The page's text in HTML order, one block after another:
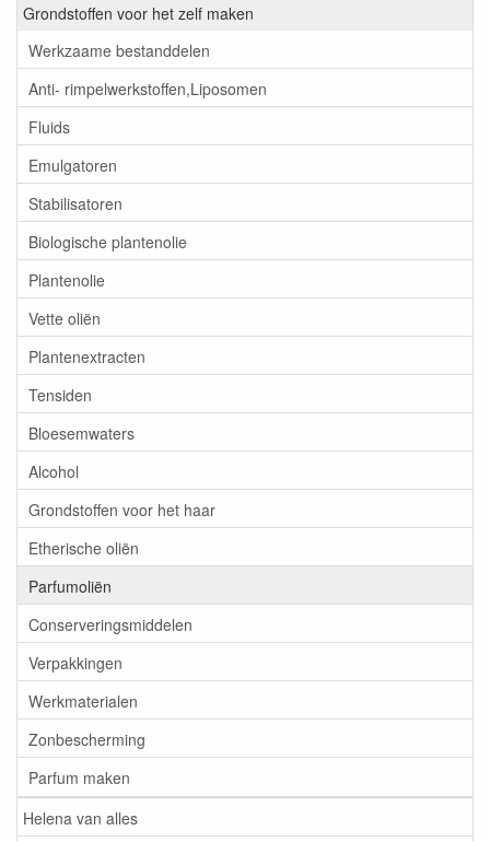
Grondstoffen voor het zelf maken
Werkzaame bestanddelen
Anti- rimpelwerkstoffen,Liposomen
Fluids
Emulgatoren
Stabilisatoren
Biologische plantenolie
Plantenolie
Vette oliën
Plantenextracten
Tensiden
Bloesemwaters
Alcohol
Grondstoffen voor het haar
Etherische oliën
Parfumoliën
Conserveringsmiddelen
Verpakkingen
Werkmaterialen
Zonbescherming
Parfum maken
Helena van alles